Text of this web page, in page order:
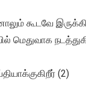
கூடவே
மெதுவாக
(2)